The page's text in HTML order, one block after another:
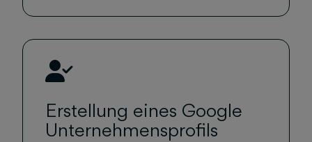
Erstellung eines Google
Unternehmensprofils